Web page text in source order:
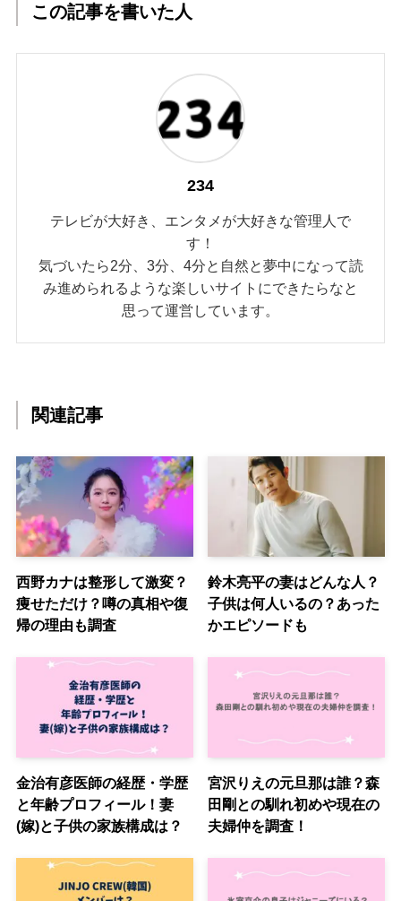
この記事を書いた人
234
テレビが大好き、エンタメが大好きな管理人で
す！
気づいたら2分、3分、4分と自然と夢中になって読
み進められるような楽しいサイトにできたらなと
思って運営しています。
関連記事
西野カナは整形して激変？
痩せただけ？噂の真相や復
帰の理由も調査
鈴木亮平の妻はどんな人？
子供は何人いるの？あった
かエピソードも
金治有彦医師の経歴・学歴
と年齢プロフィール！妻
(嫁)と子供の家族構成は？
宮沢りえの元旦那は誰？森
田剛との馴れ初めや現在の
夫婦仲を調査！